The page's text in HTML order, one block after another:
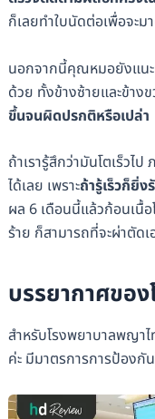
ก็เลยทำใบนัดต่อเพื่อจะ
นอกจากนี้คุณหมอยังแนะ
ด้วย ทั้งข้างซ้ายและข้างข
ขึ้นจนผิดปรกติหรือเปล่า
ถ้าเรารู้สึกว่ามันโตเร็วไ
ได้เลย เพราะถ้ารู้เร็วก็ยิ่ง
ผล 6 เดือนนี้แล้วก้อนเนื้
ร้าย ก็สามารถที่จะผ่าตัด
บรรยากาศขอ
สำหรับโรงพยาบาลพญา
ค่ะ มีมาตรการการป้องกั